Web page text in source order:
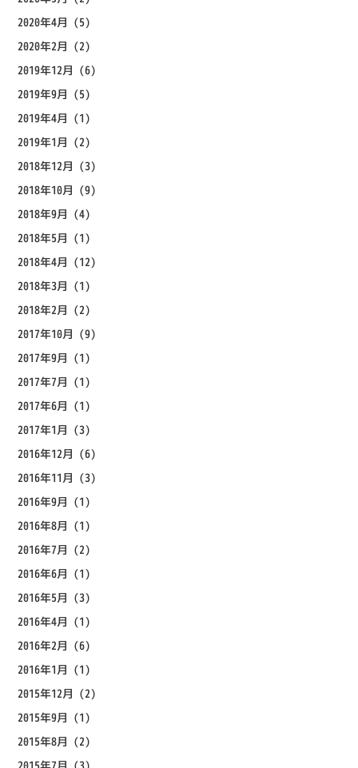
2020年4月 (5)
2020年2月 (2)
2019年12月 (6)
2019年9月 (5)
2019年4月 (1)
2019年1月 (2)
2018年12月 (3)
2018年10月 (9)
2018年9月 (4)
2018年5月 (1)
2018年4月 (12)
2018年3月 (1)
2018年2月 (2)
2017年10月 (9)
2017年9月 (1)
2017年7月 (1)
2017年6月 (1)
2017年1月 (3)
2016年12月 (6)
2016年11月 (3)
2016年9月 (1)
2016年8月 (1)
2016年7月 (2)
2016年6月 (1)
2016年5月 (3)
2016年4月 (1)
2016年2月 (6)
2016年1月 (1)
2015年12月 (2)
2015年9月 (1)
2015年8月 (2)
2015年7月 (3)